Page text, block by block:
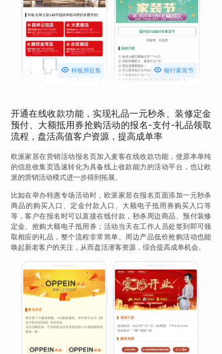
 样板房征集  银行家装节
开通在线收款功能，实现礼品一元秒杀、装修定金
预付、大额抵用券抢购活动的报名-支付-礼品领取
流程，盘活高值客户资源，提高成单率
欧派家居在营销活动报名页加入麦客在线收款功能，使原本单纯
的信息收集页迅速转化为具备线上收款能力的活动平台，也让欧
派的营销活动模式进一步得到拓展。
比如在举办特惠专场活动时，欧派家居在报名页面添加一元秒杀
商品的购买入口、定金付款入口、大额电子抵用券购买入口等
等，客户在报名时可以直接在线付款，秒杀周边商品、预付装修
定金、抢购大额电子抵用券；活动当天在工作人员处签到即可领
取相应的礼品，整个流程非常简单。周边产品低价抢购活动也能
唤起新老客户的关注，从而盘活潜客资源，综合提高成单机会。